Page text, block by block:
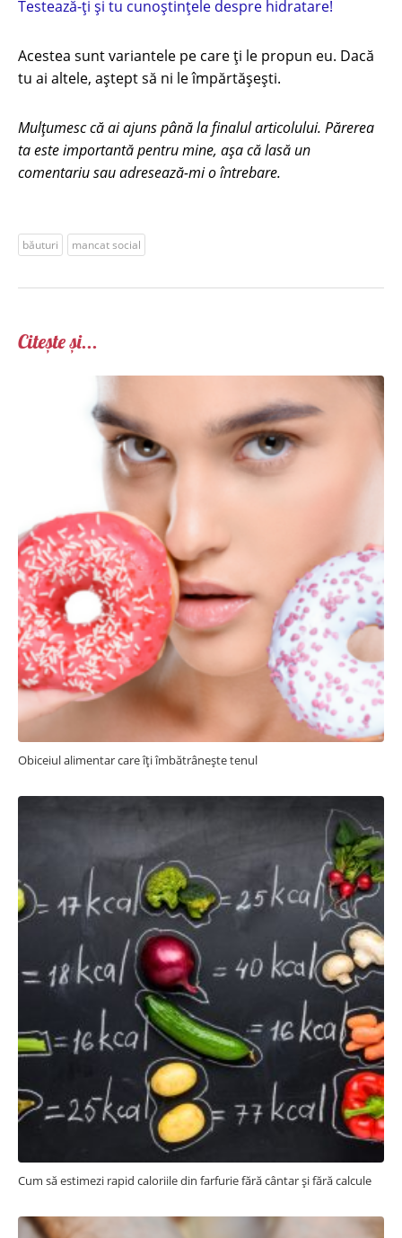
Testează-ți și tu cunoștințele despre hidratare!
Acestea sunt variantele pe care ți le propun eu. Dacă
tu ai altele, aștept să ni le împărtășești.
Mulțumesc că ai ajuns până la finalul articolului. Părerea
ta este importantă pentru mine, așa că lasă un
comentariu sau adresează-mi o întrebare.
băuturi mancat social
Citește și...
Obiceiul alimentar care îți îmbătrânește tenul
Cum să estimezi rapid caloriile din farfurie fără cântar și fără calcule